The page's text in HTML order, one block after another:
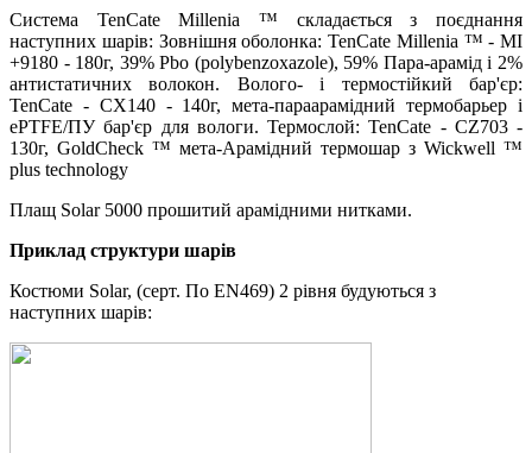
Система TenCate Millenia ™ складається з поєднання
наступних шарів: Зовнішня оболонка: TenCate Millenia ™ - MI
+9180 - 180г, 39% Pbo (polybenzoxazole), 59% Пара-арамід і 2%
антистатичних волокон. Волого- і термостійкий бар'єр:
TenCate - CX140 - 140г, мета-параарамідний термобарьер і
ePTFE/ПУ бар'єр для вологи. Термослой: TenCate - CZ703 -
130г, GoldCheck ™ мета-Арамідний термошар з Wickwell ™
plus technology
Плащ Solar 5000 прошитий арамідними нитками.
Приклад структури шарів
Костюми Solar, (серт. По EN469) 2 рівня будуються з
наступних шарів: